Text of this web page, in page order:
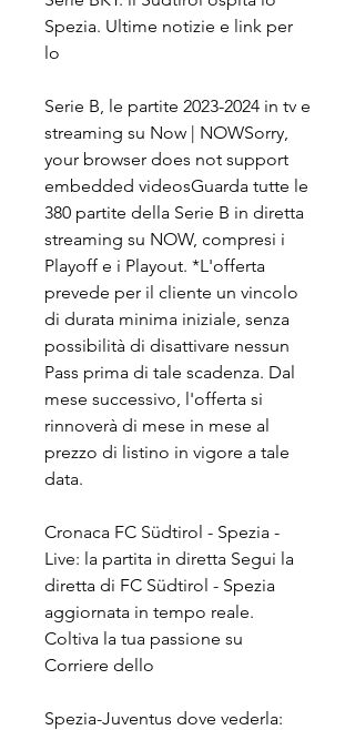
Spezia. Ultime notizie e link per
lo
Serie B, le partite 2023-2024 in tv e
streaming su Now | NOWSorry,
your browser does not support
embedded videosGuarda tutte le
380 partite della Serie B in diretta
streaming su NOW, compresi i
Playoff e i Playout. *L'offerta
prevede per il cliente un vincolo
di durata minima iniziale, senza
possibilità di disattivare nessun
Pass prima di tale scadenza. Dal
mese successivo, l'offerta si
rinnoverà di mese in mese al
prezzo di listino in vigore a tale
data.
Cronaca FC Südtirol - Spezia -
Live: la partita in diretta Segui la
diretta di FC Südtirol - Spezia
aggiornata in tempo reale.
Coltiva la tua passione su
Corriere dello
Spezia-Juventus dove vederla: